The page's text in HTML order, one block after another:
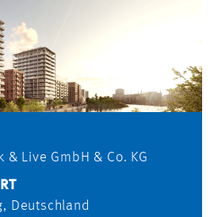
PROJEKTE
KONTAKT
& Live GmbH & Co. KG
Deutschland